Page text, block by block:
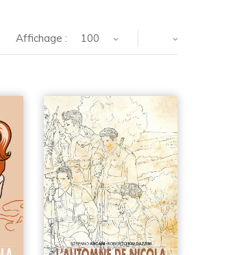
Affichage : 100